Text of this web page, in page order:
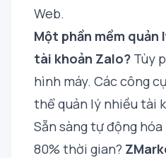
Web.
Một phần mềm quản
tài khoản Zalo? Tùy
hình máy. Các công
thể quản lý nhiều tài
Sẵn sàng tự động
80% thời gian?